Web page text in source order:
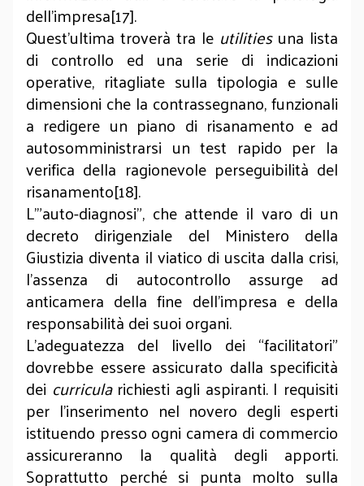
dell’impresa[17].
Quest’ultima troverà tra le utilitiesuna lista
di controllo ed una serie di indicazioni
operative, ritagliate sulla tipologia e sulle
dimensioni che la contrassegnano, funzionali
a redigere un piano di risanamento e ad
autosomministrarsi un test rapido per la
verifica della ragionevole perseguibilità del
risanamento[18].
L’”auto-diagnosi”, che attende il varo di un
decreto dirigenziale del Ministero della
Giustizia diventa il viatico di uscita dalla crisi,
l’assenza di autocontrollo assurge ad
anticamera della fine dell’impresa e della
responsabilità dei suoi organi.
L’adeguatezza del livello dei “facilitatori”
dovrebbe essere assicurato dalla specificità
dei curricularichiesti agli aspiranti. I requisiti
per l’inserimento nel novero degli esperti
istituendo presso ogni camera di commercio
assicureranno la qualità degli apporti.
Soprattutto perché si punta molto sulla